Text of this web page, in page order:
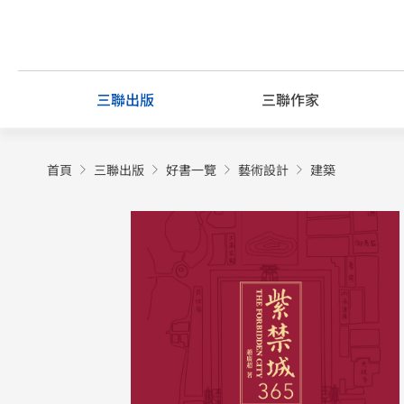
content
三聯出版 三聯作家
首頁 三聯出版 好書一覽 藝術設計 建築